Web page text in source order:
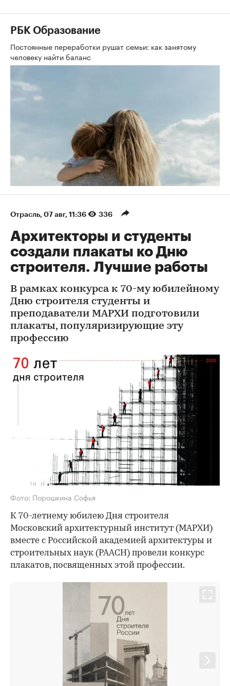
РБК Образование
Постоянные переработки рушат семьи: как занятому
человеку найти баланс
Отрасль⁠, 07 авг, 11:36 336
Архитекторы и студенты
создали плакаты ко Дню
строителя. Лучшие работы
В рамках конкурса к 70-му юбилейному
Дню строителя студенты и
преподаватели МАРХИ подготовили
плакаты, популяризирующие эту
профессию
Фото: Порошкина Софья
К 70-летнему юбилею Дня строителя
Московский архитектурный институт (МАРХИ)
вместе с Российской академией архитектуры и
строительных наук (РААСН) провели конкурс
плакатов, посвященных этой профессии.